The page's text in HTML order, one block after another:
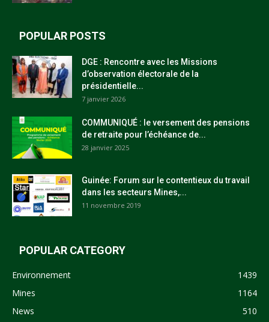
POPULAR POSTS
DGE : Rencontre avec les Missions
d’observation électorale de la
présidentielle...
7 janvier 2026
COMMUNIQUÉ : le versement des pensions
de retraite pour l’échéance de...
28 janvier 2025
Guinée: Forum sur le contentieux du travail
dans les secteurs Mines,...
11 novembre 2019
POPULAR CATEGORY
Environnement
1439
Mines
1164
News
510